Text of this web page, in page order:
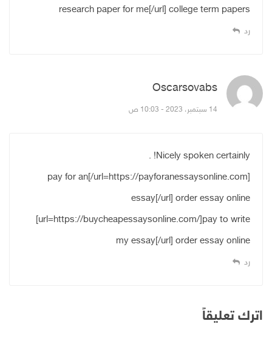
research paper for me[/url] college term papers
رد
Oscarsovabs
14 سبتمبر، 2023 - 10:03 ص
Nicely spoken certainly! .
[url=https://payforanessaysonline.com/]pay for an
essay[/url] order essay online
[url=https://buycheapessaysonline.com/]pay to write
my essay[/url] order essay online
رد
اترك تعليقاً